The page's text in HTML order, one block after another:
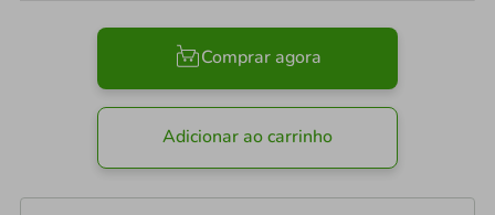
Comprar agora
Adicionar ao carrinho